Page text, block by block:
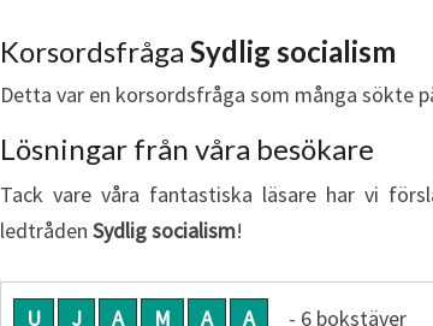
Korsordsfråga Sydlig socialism
Detta var en korsordsfråga som många sökte
Lösningar från våra besökare
Tack vare våra fantastiska läsare har vi
ledtråden Sydlig socialism!
U J A M A A - 6 bokstäver